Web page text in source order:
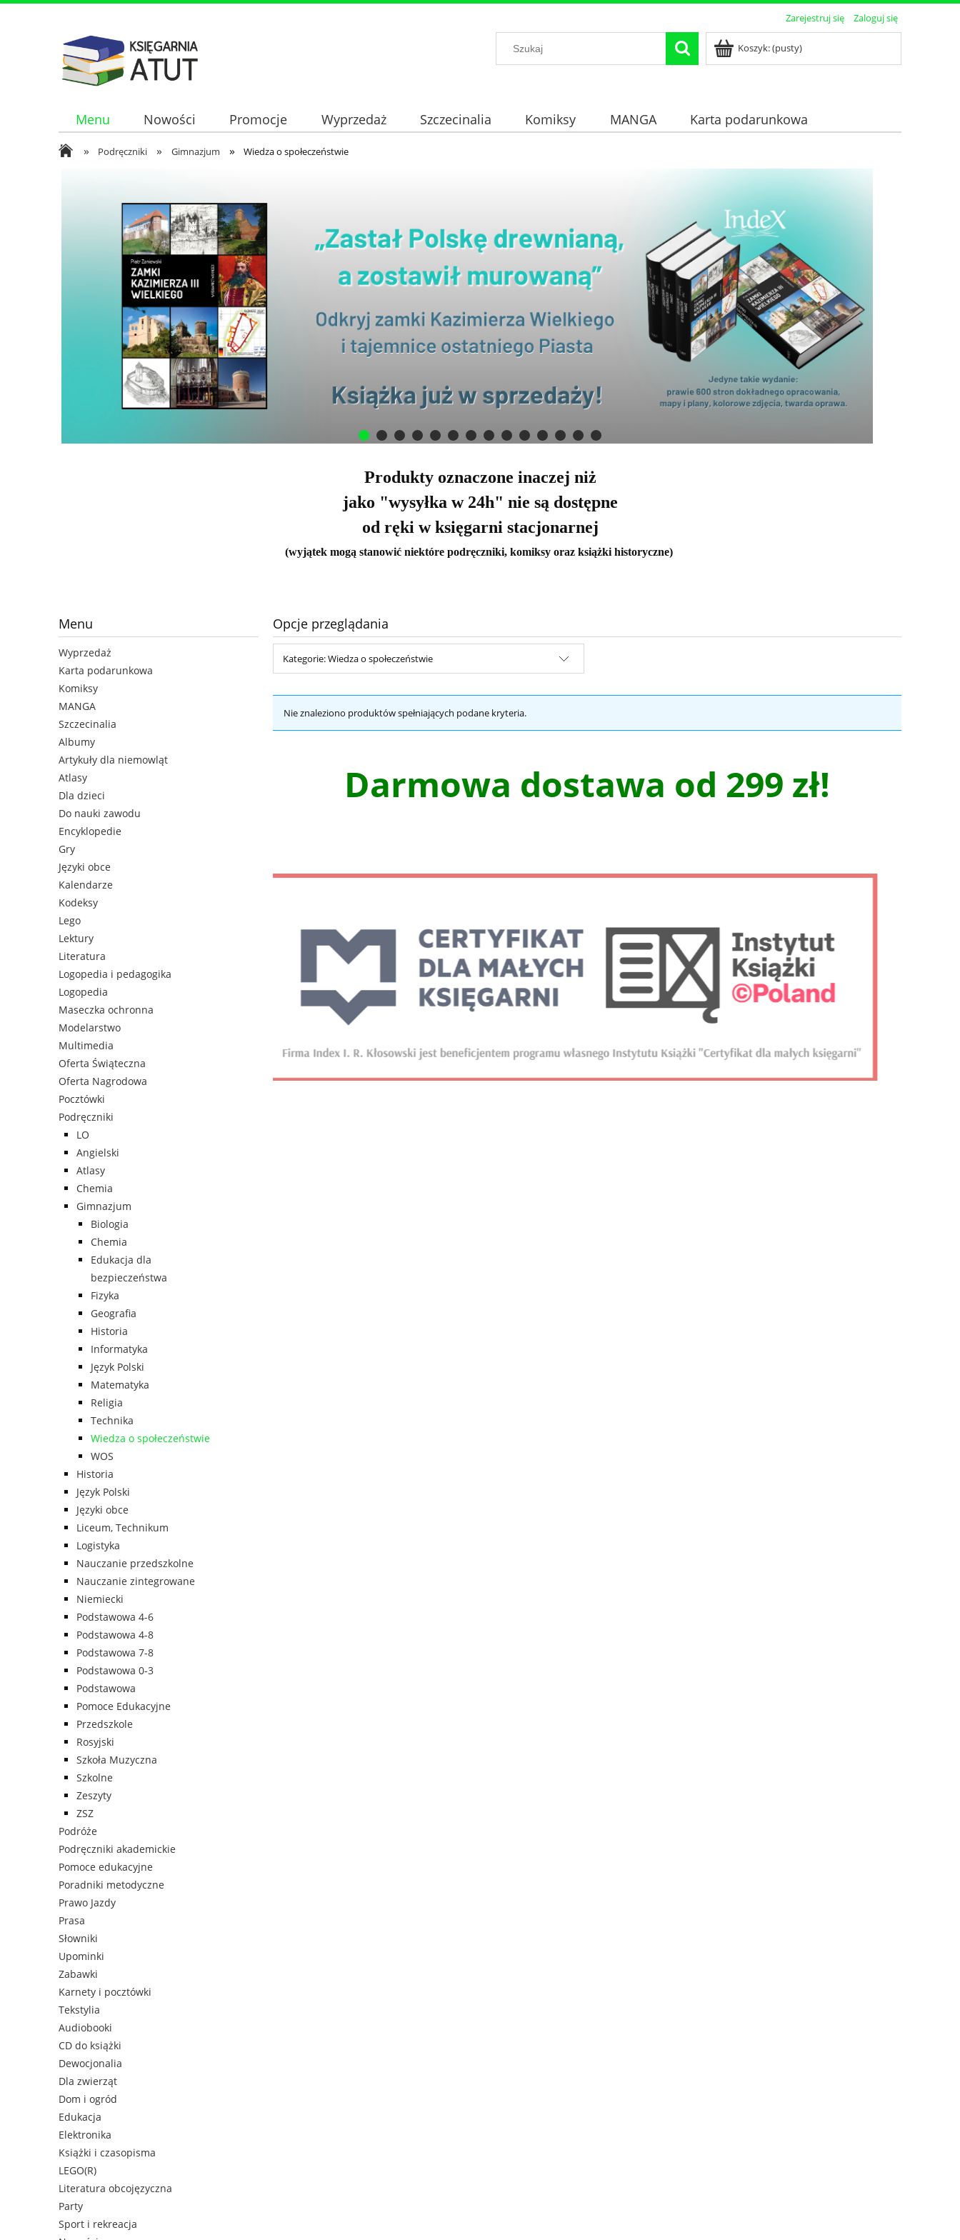
Zarejestruj się Zaloguj się
Koszyk:(pusty)
Menu Nowości Promocje Wyprzedaż Szczecinalia Komiksy MANGA Karta podarunkowa
» Podręczniki » Gimnazjum » Wiedza o społeczeństwie
Produkty oznaczone inaczej niż
jako "wysyłka w 24h" nie są dostępne
od ręki w księgarni stacjonarnej
(wyjątek mogą stanowić niektóre podręczniki, komiksy oraz książki historyczne)
Menu
Wyprzedaż
Karta podarunkowa
Komiksy
MANGA
Szczecinalia
Albumy
Artykuły dla niemowląt
Atlasy
Dla dzieci
Do nauki zawodu
Encyklopedie
Gry
Języki obce
Kalendarze
Kodeksy
Lego
Lektury
Literatura
Logopedia i pedagogika
Logopedia
Maseczka ochronna
Modelarstwo
Multimedia
Oferta Świąteczna
Oferta Nagrodowa
Pocztówki
Podręczniki
LO
Angielski
Atlasy
Chemia
Gimnazjum
Biologia
Chemia
Edukacja dla
bezpieczeństwa
Fizyka
Geografia
Historia
Informatyka
Język Polski
Matematyka
Religia
Technika
Wiedza o społeczeństwie
WOS
Historia
Język Polski
Języki obce
Liceum, Technikum
Logistyka
Nauczanie przedszkolne
Nauczanie zintegrowane
Niemiecki
Podstawowa 4-6
Podstawowa 4-8
Podstawowa 7-8
Podstawowa 0-3
Podstawowa
Pomoce Edukacyjne
Przedszkole
Rosyjski
Szkoła Muzyczna
Szkolne
Zeszyty
ZSZ
Podróże
Podręczniki akademickie
Pomoce edukacyjne
Poradniki metodyczne
Prawo Jazdy
Prasa
Słowniki
Upominki
Zabawki
Karnety i pocztówki
Tekstylia
Audiobooki
CD do książki
Dewocjonalia
Dla zwierząt
Dom i ogród
Edukacja
Elektronika
Książki i czasopisma
LEGO(R)
Literatura obcojęzyczna
Party
Sport i rekreacja
Opcje przeglądania
Kategorie: Wiedza o społeczeństwie
Nie znaleziono produktów spełniających podane kryteria.
Darmowa dostawa od 299 zł!